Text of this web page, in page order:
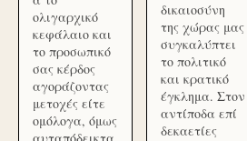
ολιγαρχικό
κεφάλαιο και
το προσωπικό
σας κέρδος
αγοράζοντας
μετοχές είτε
ομόλογα, όμως
δικαιοσύνη
της χώρας μας
συγκαλύπτει
το πολιτικό
και κρατικό
έγκλημα. Στον
αντίποδα επί
δεκαετίες